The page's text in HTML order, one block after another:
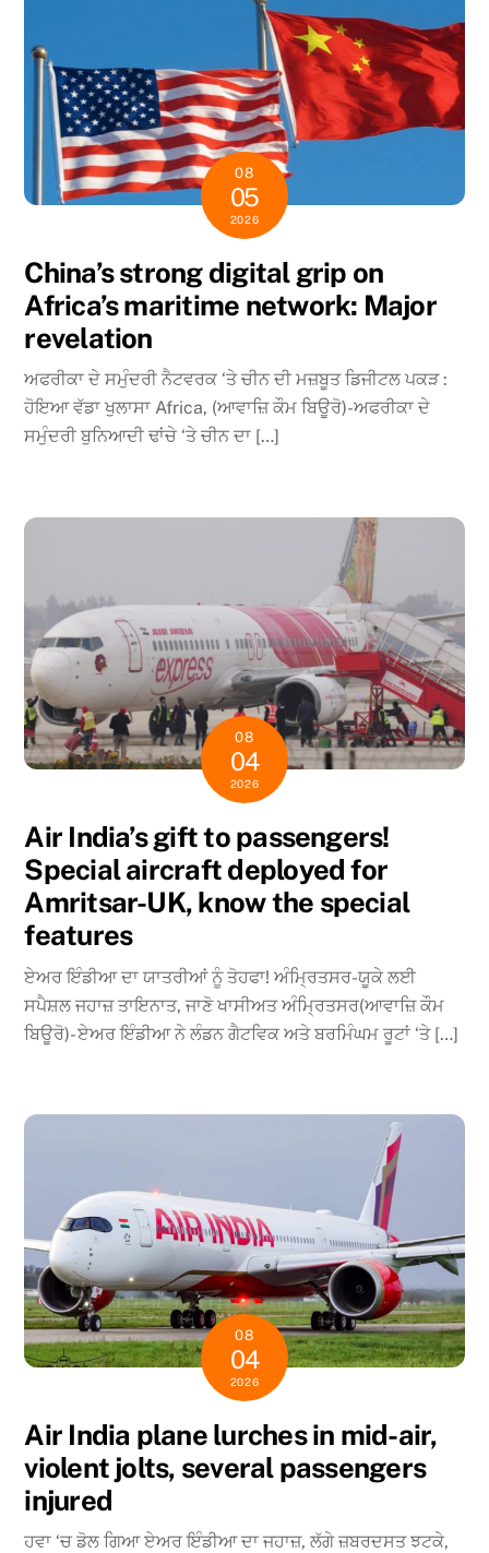
08
05
2026
China’s strong digital grip on
Africa’s maritime network: Major
revelation
ਅਫਰੀਕਾ ਦੇ ਸਮੁੰਦਰੀ ਨੈਟਵਰਕ ‘ਤੇ ਚੀਨ ਦੀ ਮਜ਼ਬੂਤ ਡਿਜੀਟਲ ਪਕੜ :
ਹੋਇਆ ਵੱਡਾ ਖੁਲਾਸਾ Africa, (ਆਵਾਜ਼ਿ ਕੌਮ ਬਿਊਰੋ)-ਅਫਰੀਕਾ ਦੇ
ਸਮੁੰਦਰੀ ਬੁਨਿਆਦੀ ਢਾਂਚੇ ‘ਤੇ ਚੀਨ ਦਾ […]
08
04
2026
Air India’s gift to passengers!
Special aircraft deployed for
Amritsar-UK, know the special
features
ਏਅਰ ਇੰਡੀਆ ਦਾ ਯਾਤਰੀਆਂ ਨੂੰ ਤੋਹਫਾ! ਅੰਮ੍ਰਿਤਸਰ-ਯੂਕੇ ਲਈ
ਸਪੈਸ਼ਲ ਜਹਾਜ਼ ਤਾਇਨਾਤ, ਜਾਣੋ ਖਾਸੀਅਤ ਅੰਮ੍ਰਿਤਸਰ(ਆਵਾਜ਼ਿ ਕੌਮ
ਬਿਊਰੋ)- ਏਅਰ ਇੰਡੀਆ ਨੇ ਲੰਡਨ ਗੈਟਵਿਕ ਅਤੇ ਬਰਮਿੰਘਮ ਰੂਟਾਂ ‘ਤੇ […]
08
04
2026
Air India plane lurches in mid-air,
violent jolts, several passengers
injured
ਹਵਾ ‘ਚ ਡੋਲ ਗਿਆ ਏਅਰ ਇੰਡੀਆ ਦਾ ਜਹਾਜ਼, ਲੱਗੇ ਜ਼ਬਰਦਸਤ ਝਟਕੇ,